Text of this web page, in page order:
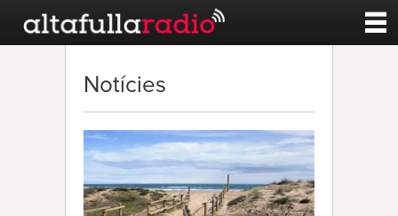
Esports
Notícies